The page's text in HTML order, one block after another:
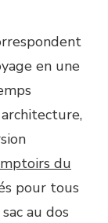
en une
du
pour tous
au dos